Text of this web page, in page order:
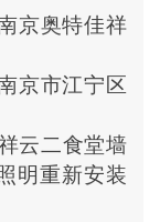
京奥特佳祥
京市江宁区
云二食堂墙
明重新安装